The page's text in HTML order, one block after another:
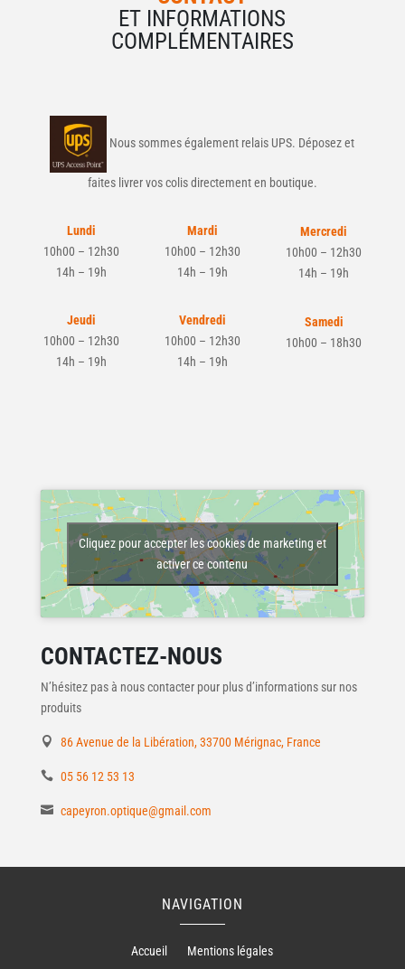
CONTACT
ET INFORMATIONS
Lundi
10h00 – 12h30
Mardi
10h00 – 12h30
Mercredi
10h00 – 12h30
Jeudi
10h00 – 12h30
Vendredi
10h00 – 12h30
Samedi
Cliquez pour accepter les cookies de marketing et
activer ce contenu
N’hésitez pas à nous contacter pour plus d’informations sur nos
NAVIGATION